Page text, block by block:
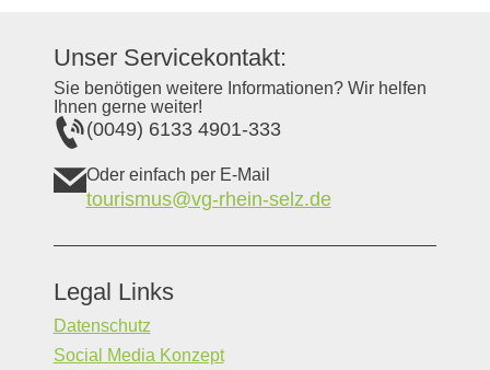
Unser Servicekontakt:
Sie benötigen weitere Informationen? Wir helfen
Ihnen gerne weiter!
(0049) 6133 4901-333
Oder einfach per E-Mail
tourismus@vg-rhein-selz.de
Legal Links
Datenschutz
Social Media Konzept